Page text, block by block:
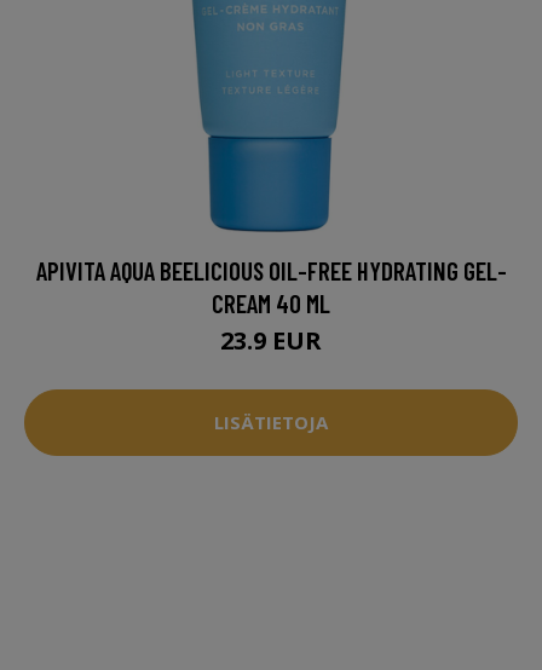
APIVITA AQUA BEELICIOUS OIL-FREE HYDRATING GEL-
CREAM 40 ML
23.9 EUR
LISÄTIETOJA